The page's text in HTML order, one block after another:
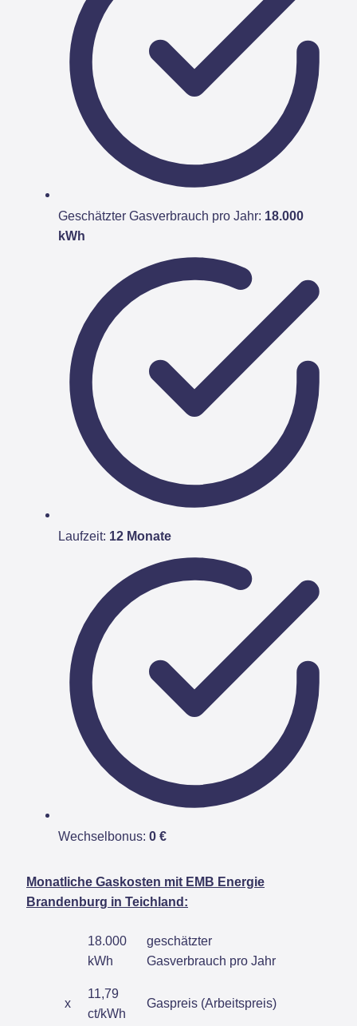
Geschätzter Gasverbrauch pro Jahr: 18.000
kWh
Laufzeit: 12 Monate
Wechselbonus: 0 €
Monatliche Gaskosten mit EMB Energie
Brandenburg in Teichland:
18.000
kWh
geschätzter
Gasverbrauch pro Jahr
x
11,79
ct/kWh
Gaspreis (Arbeitspreis)